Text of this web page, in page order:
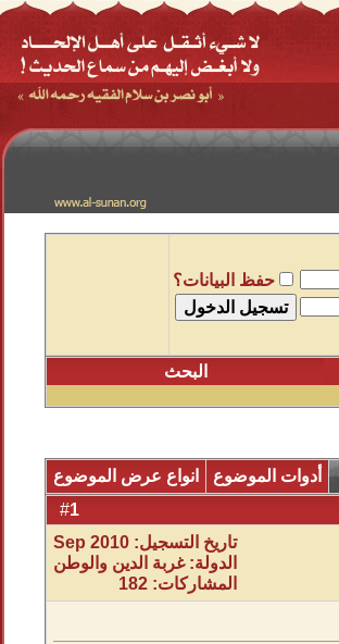
حفظ البيانات؟
البحث
أدوات الموضوع
انواع عرض الموضوع
1
تاريخ التسجيل: Sep 2010
الدولة: غربة الدين والوطن
المشاركات: 182